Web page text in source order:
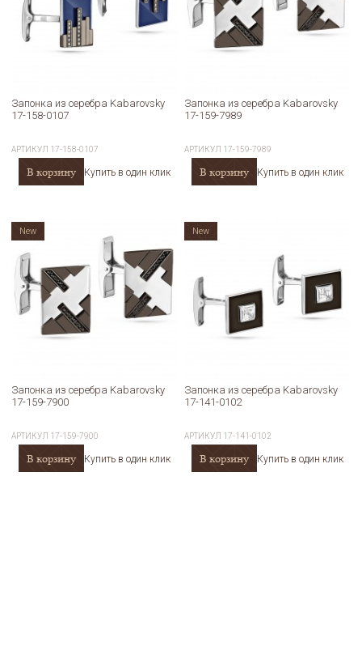
Запонка из серебра Kabarovsky
17-158-0107
АРТИКУЛ 17-158-0107
В корзину Купить в один клик
Запонка из серебра Kabarovsky
17-159-7989
АРТИКУЛ 17-159-7989
В корзину Купить в один клик
Запонка из серебра Kabarovsky
17-159-7900
АРТИКУЛ 17-159-7900
В корзину Купить в один клик
New
Запонка из серебра Kabarovsky
17-141-0102
АРТИКУЛ 17-141-0102
В корзину Купить в один клик
New